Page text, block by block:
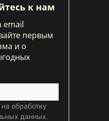
к нам
email
первым
и о
на обработку
данных.